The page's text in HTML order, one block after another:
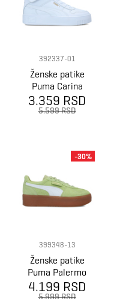
392337-01
Ženske patike
Puma Carina
Street Mid
3.359 RSD
5.599 RSD
399348-13
Ženske patike
Puma Palermo
elevata wns
4.199 RSD
5.999 RSD
-30%